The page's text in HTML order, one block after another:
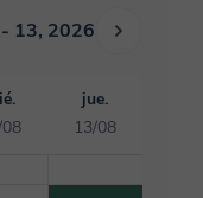
13, 2026
jue.
13/08